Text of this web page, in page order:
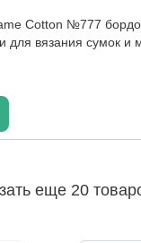
Cotton №777
для вязания сумок и
еще 20